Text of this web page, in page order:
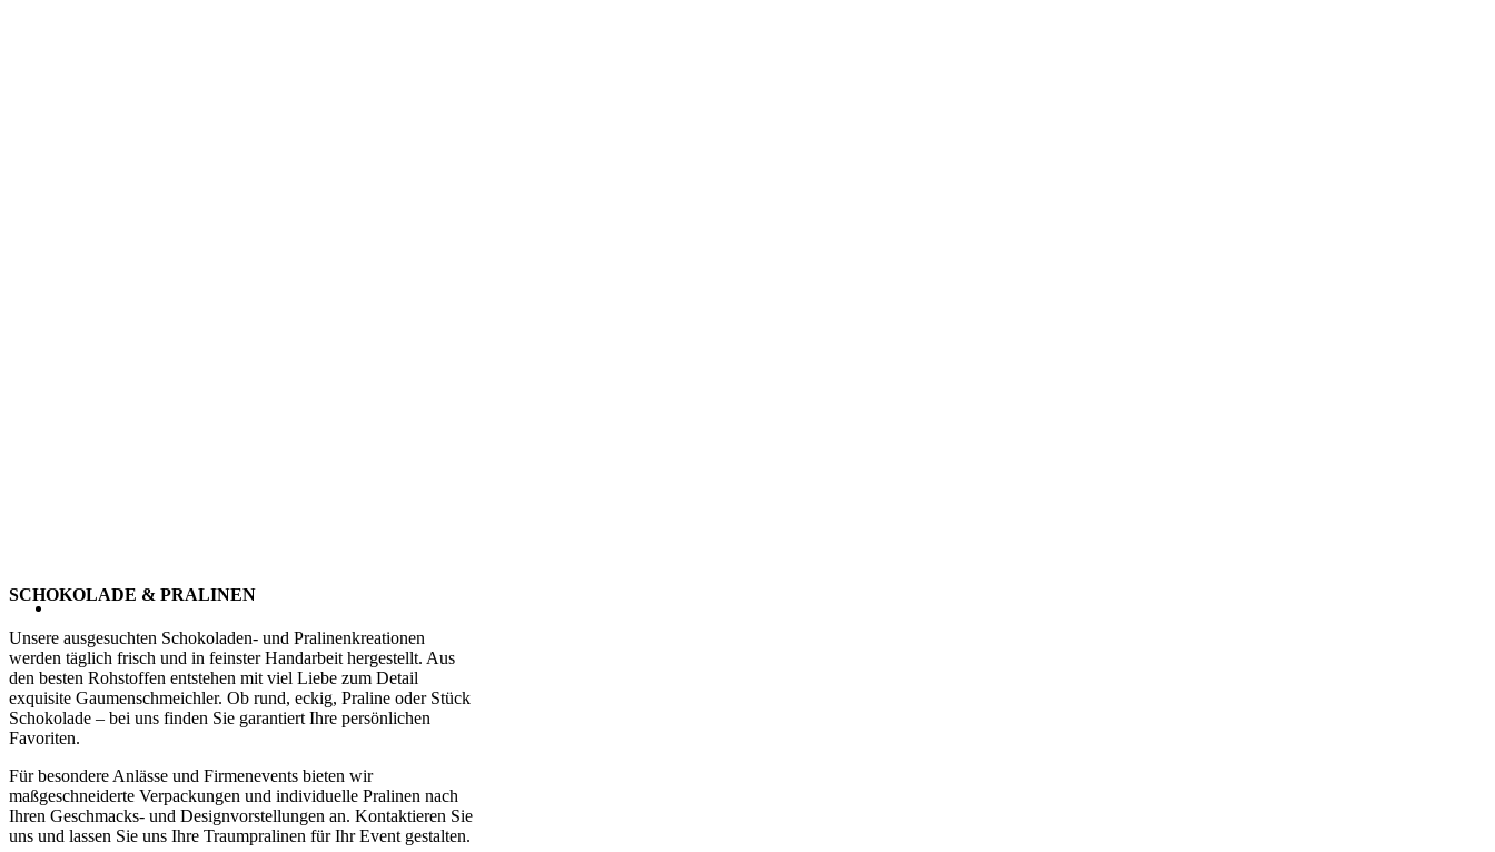
SCHOKOLADE & PRALINEN
Unsere ausgesuchten Schokoladen- und Pralinenkreationen
werden täglich frisch und in feinster Handarbeit hergestellt. Aus
den besten Rohstoffen entstehen mit viel Liebe zum Detail
exquisite Gaumenschmeichler. Ob rund, eckig, Praline oder Stück
Schokolade – bei uns finden Sie garantiert Ihre persönlichen
Favoriten.
Für besondere Anlässe und Firmenevents bieten wir
maßgeschneiderte Verpackungen und individuelle Pralinen nach
Ihren Geschmacks- und Designvorstellungen an. Kontaktieren Sie
uns und lassen Sie uns Ihre Traumpralinen für Ihr Event gestalten.